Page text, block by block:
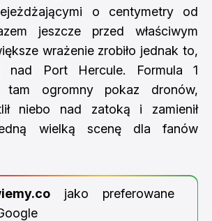
o centymetry od
jeszcze przed właściwym
wrażenie zrobiło jednak to,
nad Port Hercule. Formula 1
tam ogromny pokaz dronów,
niebo nad zatoką i zamienił
wielką scenę dla fanów
jako preferowane